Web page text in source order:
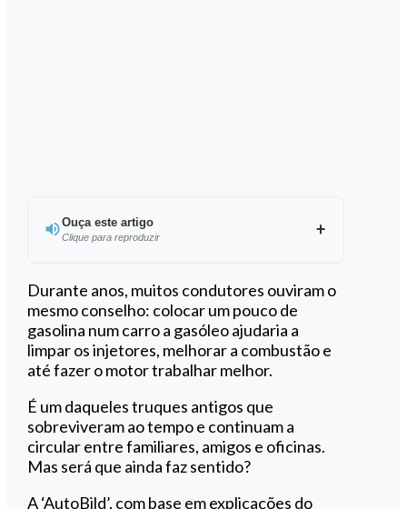
Ouça este artigo
Clique para reproduzir
Ouvir este artigo
Durante anos, muitos condutores ouviram o
mesmo conselho: colocar um pouco de
gasolina num carro a gasóleo ajudaria a
limpar os injetores, melhorar a combustão e
até fazer o motor trabalhar melhor.
É um daqueles truques antigos que
sobreviveram ao tempo e continuam a
circular entre familiares, amigos e oficinas.
Mas será que ainda faz sentido?
A ‘AutoBild’, com base em explicações do